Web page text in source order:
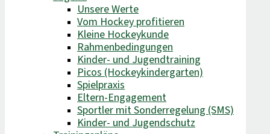
Unsere Werte
Vom Hockey profitieren
Kleine Hockeykunde
Rahmenbedingungen
Kinder- und Jugendtraining
Picos (Hockeykindergarten)
Spielpraxis
Eltern-Engagement
Sportler mit Sonderregelung (SMS)
Kinder- und Jugendschutz